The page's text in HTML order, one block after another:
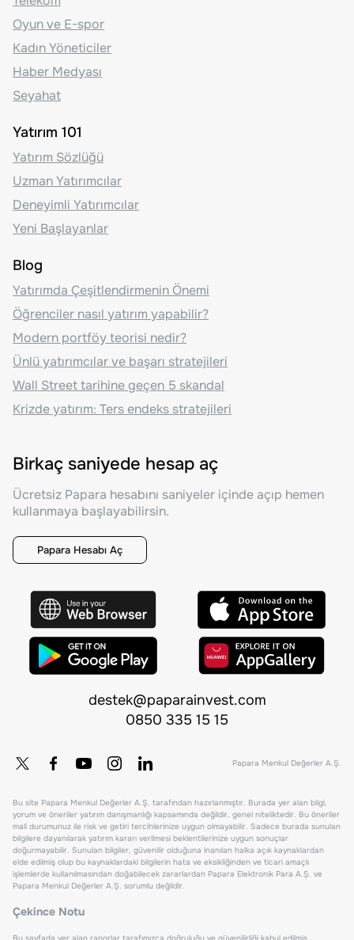
Oyun ve E-spor
Kadın Yöneticiler
Haber Medyası
Seyahat
Yatırım 101
Yatırım Sözlüğü
Uzman Yatırımcılar
Deneyimli Yatırımcılar
Yeni Başlayanlar
Blog
Yatırımda Çeşitlendirmenin Önemi
Öğrenciler nasıl yatırım yapabilir?
Modern portföy teorisi nedir?
Ünlü yatırımcılar ve başarı stratejileri
Wall Street tarihine geçen 5 skandal
Krizde yatırım: Ters endeks stratejileri
Birkaç saniyede hesap aç
Ücretsiz Papara hesabını saniyeler içinde açıp hemen
kullanmaya başlayabilirsin.
Papara Hesabı Aç
destek@paparainvest.com
0850 335 15 15
Papara Menkul Değerler A.Ş.
Bu site Papara Menkul Değerler A.Ş. tarafından hazırlanmıştır. Burada yer alan bilgi,
yorum ve öneriler yatırım danışmanlığı kapsamında değildir, genel niteliktedir. Bu öneriler
mali durumunuz ile risk ve getiri tercihlerinize uygun olmayabilir. Sadece burada sunulan
bilgilere dayanılarak yatırım kararı verilmesi beklentilerinize uygun sonuçlar
doğurmayabilir. Sunulan bilgiler, güvenilir olduğuna inanılan halka açık kaynaklardan
elde edilmiş olup bu kaynaklardaki bilgilerin hata ve eksikliğinden ve ticari amaçlı
işlemlerde kullanılmasından doğabilecek zararlardan Papara Elektronik Para A.Ş. ve
Papara Menkul Değerler A.Ş. sorumlu değildir.
Çekince Notu